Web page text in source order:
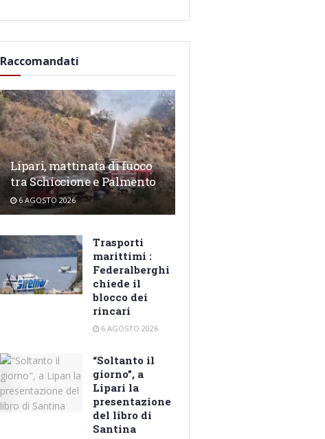
Raccomandati
Lipari, mattinata di fuoco
tra Schiccione e Palmento
6 AGOSTO 2026
Trasporti
marittimi :
Federalberghi
chiede il
blocco dei
rincari
6 AGOSTO 2026
“Soltanto il
giorno”, a
Lipari la
presentazione
del libro di
Santina